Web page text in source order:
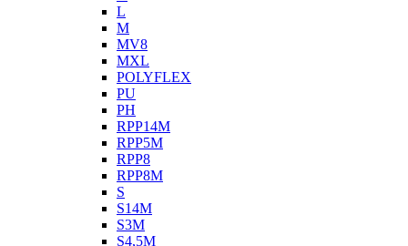
L
M
MV8
MXL
POLYFLEX
PU
PH
RPP14M
RPP5M
RPP8
RPP8M
S
S14M
S3M
S4,5M